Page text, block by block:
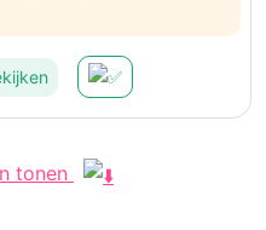
of technisch inzicht. Zijn offerte
degelijk werk en als zich
tonen